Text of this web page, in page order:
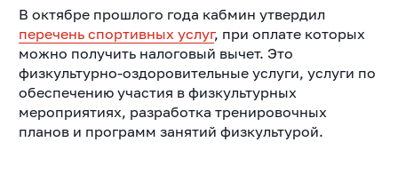
В октябре прошлого года кабмин утвердил
перечень спортивных услуг, при оплате которых
можно получить налоговый вычет. Это
физкультурно-оздоровительные услуги, услуги по
обеспечению участия в физкультурных
мероприятиях, разработка тренировочных
планов и программ занятий физкультурой.